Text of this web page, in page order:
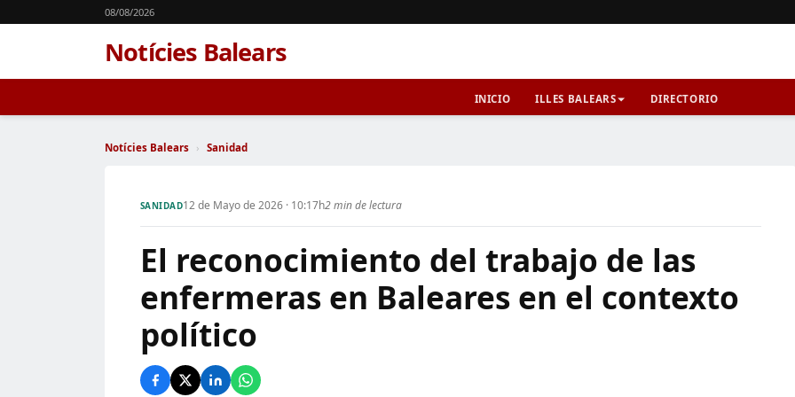
08/08/2026
Notícies Balears
INICIO ILLES BALEARS DIRECTORIO
Notícies Balears › Sanidad
SANIDAD12 de Mayo de 2026 · 10:17h2 min de lectura
El reconocimiento del trabajo de las
enfermeras en Baleares en el contexto
político